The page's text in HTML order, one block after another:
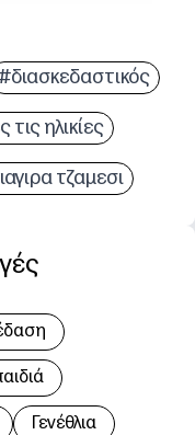
τις ηλικίες
τζαμεσι
Γενέθλια